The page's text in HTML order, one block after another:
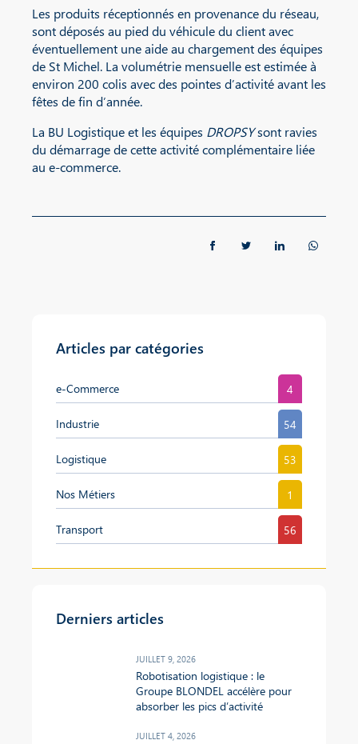
Les produits réceptionnés en provenance du réseau,
sont déposés au pied du véhicule du client avec
éventuellement une aide au chargement des équipes
de St Michel. La volumétrie mensuelle est estimée à
environ 200 colis avec des pointes d’activité avant les
fêtes de fin d’année.
La BU Logistique et les équipes DROPSYsont ravies
du démarrage de cette activité complémentaire liée
au e-commerce.
Articles par catégories
e-Commerce 4
Industrie 54
Logistique 53
Nos Métiers 1
Transport 56
Derniers articles
Robotisation logistique : le
Groupe BLONDEL accélère pour
absorber les pics d’activité
JUILLET 9, 2026
JUILLET 4, 2026